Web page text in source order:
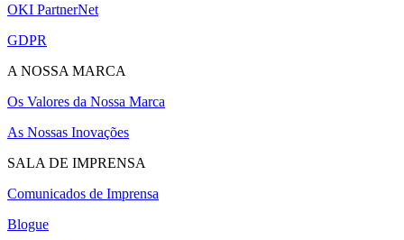
OKI PartnerNet
GDPR
A NOSSA MARCA
Os Valores da Nossa Marca
As Nossas Inovações
SALA DE IMPRENSA
Comunicados de Imprensa
Blogue